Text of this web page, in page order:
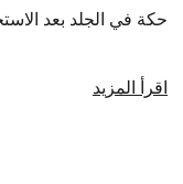
حكة في الجلد بعد
اقرأ المزيد